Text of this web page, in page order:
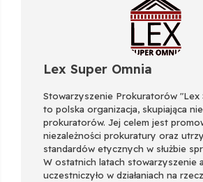
Lex Super Omnia
Stowarzyszenie Prokuratorów "Lex
to polska organizacja, skupiająca
prokuratorów. Jej celem jest
niezależności prokuratury oraz
standardów etycznych w służbie
W ostatnich latach stowarzyszenie
uczestniczyło w działaniach na